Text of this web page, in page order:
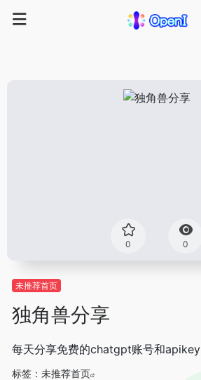
0 0
未推荐首页
独角兽分享
每天分享免费的chatgpt账号和apikey
标签： 未推荐首页